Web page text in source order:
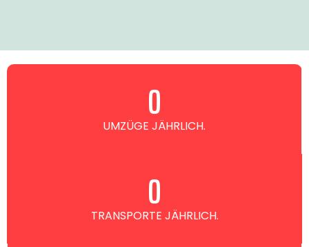
UMZÜGE JÄHRLICH.
0
TRANSPORTE JÄHRLICH.
0